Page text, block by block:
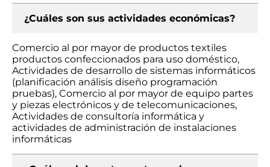
¿Cuáles son sus actividades económicas?
Comercio al por mayor de productos textiles
productos confeccionados para uso doméstico,
Actividades de desarrollo de sistemas informáticos
(planificación análisis diseño programación
pruebas), Comercio al por mayor de equipo partes
y piezas electrónicos y de telecomunicaciones,
Actividades de consultoría informática y
actividades de administración de instalaciones
informáticas